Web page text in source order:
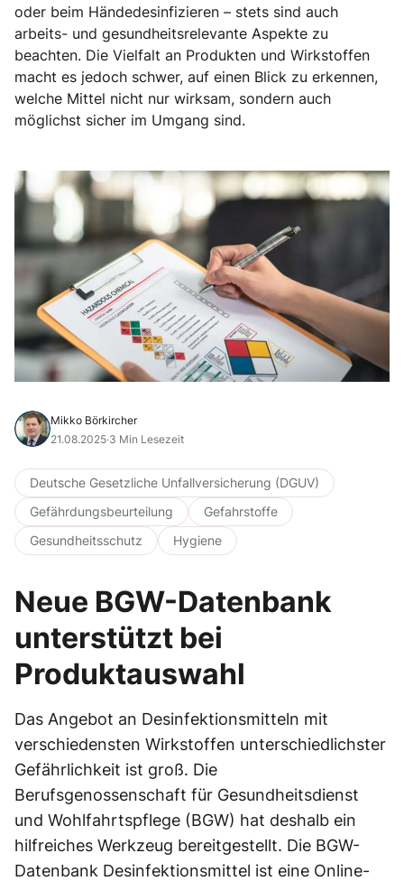
oder beim Händedesinfizieren – stets sind auch
arbeits- und gesundheitsrelevante Aspekte zu
beachten. Die Vielfalt an Produkten und Wirkstoffen
macht es jedoch schwer, auf einen Blick zu erkennen,
welche Mittel nicht nur wirksam, sondern auch
möglichst sicher im Umgang sind.
Mikko Börkircher
21.08.2025·3 Min Lesezeit
Deutsche Gesetzliche Unfallversicherung (DGUV)
Gefährdungsbeurteilung
Gefahrstoffe
Gesundheitsschutz
Hygiene
Neue BGW-Datenbank
unterstützt bei
Produktauswahl
Das Angebot an Desinfektionsmitteln mit
verschiedensten Wirkstoffen unterschiedlichster
Gefährlichkeit ist groß. Die
Berufsgenossenschaft für Gesundheitsdienst
und Wohlfahrtspflege (BGW) hat deshalb ein
hilfreiches Werkzeug bereitgestellt. Die BGW-
Datenbank Desinfektionsmittel ist eine Online-